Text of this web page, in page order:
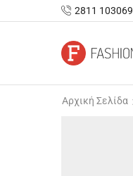
2811 103069
Αρχική Σελίδα